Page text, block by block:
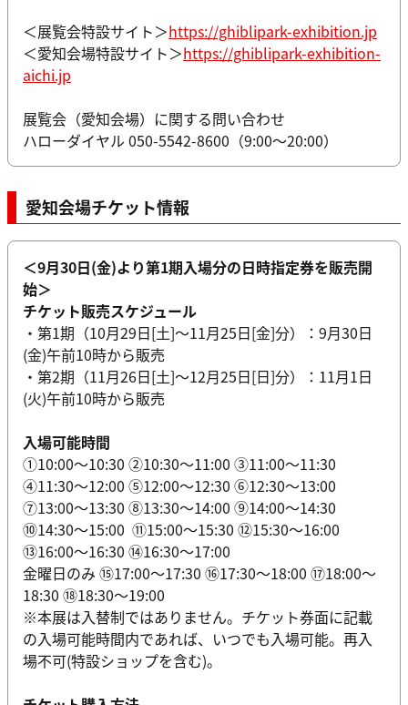
＜展覧会特設サイト＞https://ghiblipark-exhibition.jp
＜愛知会場特設サイト＞https://ghiblipark-exhibition-
aichi.jp
展覧会（愛知会場）に関する問い合わせ
ハローダイヤル 050-5542-8600（9:00～20:00）
愛知会場チケット情報
＜9月30日(金)より第1期入場分の日時指定券を販売開
始＞
チケット販売スケジュール
・第1期（10月29日[土]～11月25日[金]分）：9月30日
(金)午前10時から販売
・第2期（11月26日[土]～12月25日[日]分）：11月1日
(火)午前10時から販売
入場可能時間
①10:00～10:30 ②10:30～11:00 ③11:00～11:30
④11:30～12:00 ⑤12:00～12:30 ⑥12:30～13:00
⑦13:00～13:30 ⑧13:30～14:00 ⑨14:00～14:30
⑩14:30～15:00 ⑪15:00～15:30 ⑫15:30～16:00
⑬16:00～16:30 ⑭16:30～17:00
金曜日のみ ⑮17:00～17:30 ⑯17:30～18:00 ⑰18:00～
18:30 ⑱18:30～19:00
※本展は入替制ではありません。チケット券面に記載
の入場可能時間内であれば、いつでも入場可能。再入
場不可(特設ショップを含む)。